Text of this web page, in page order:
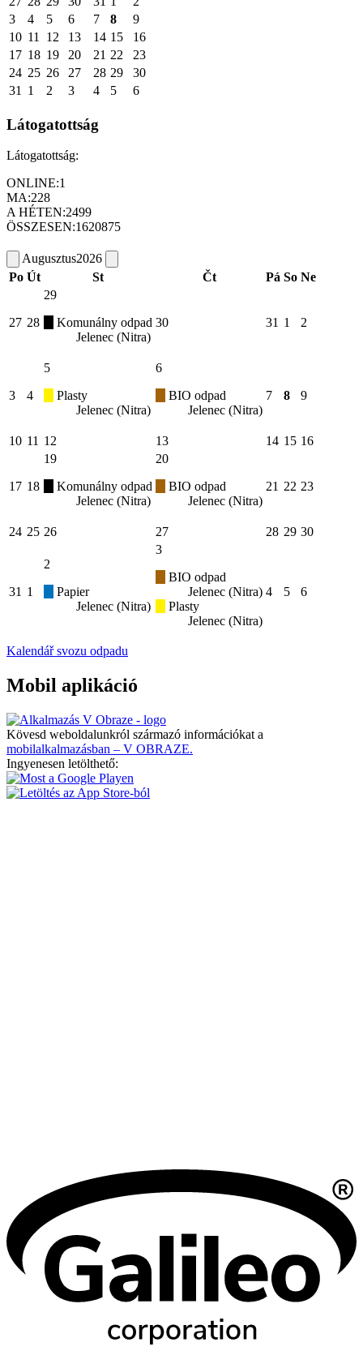
3
4 5 6 7 8
9
10 11 12 13 14 15
16
17 18 19 20 21 22
23
24 25 26 27 28 29
30
31
1 2 3 4 5 6
Látogatottság
Látogatottság:
ONLINE:1
MA:228
A HÉTEN:2499
ÖSSZESEN:1620875
Augusztus2026
Po Út St Čt Pá So Ne
27 28
29
Komunálny odpad
Jelenec (Nitra)
30 31 1 2
3 4
5
Plasty
Jelenec (Nitra)
6
BIO odpad
Jelenec (Nitra)
7 8 9
10 11 12 13 14 15 16
17 18
19
Komunálny odpad
Jelenec (Nitra)
20
BIO odpad
Jelenec (Nitra)
21 22 23
24 25 26 27 28 29 30
31 1
2
Papier
Jelenec (Nitra)
3
BIO odpad
Jelenec (Nitra)
Plasty
Jelenec (Nitra)
4 5 6
Kalendář svozu odpadu
Mobil aplikáció
Kövesd weboldalunkról származó információkat a
mobilalkalmazásban – V OBRAZE.
Ingyenesen letölthető: